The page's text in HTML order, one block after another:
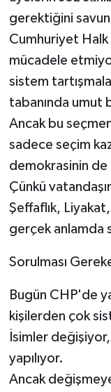
gerektiğini
Cumhuriyet
mücadele
sistem
tabanında umut
Ancak bu
sadece seçim
demokrasinin
Çünkü
Şeffaflık,
gerçek anlamda
Sorulması
Bugün CHP'de
kişilerden çok
İsimler
yapılıyor.
Ancak